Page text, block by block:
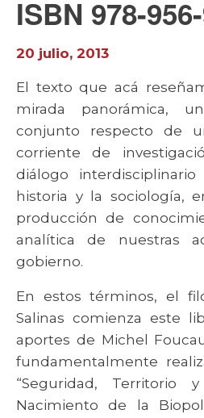
ISBN 978-
20 julio, 2013
El texto que acá
mirada panorámica,
conjunto respecto de
corriente de
diálogo
historia y la sociología,
producción de
analítica de nuestras
gobierno.
En estos términos, el
Salinas comienza este
aportes de Michel
fundamentalmente
“Seguridad, Territorio
Nacimiento de la